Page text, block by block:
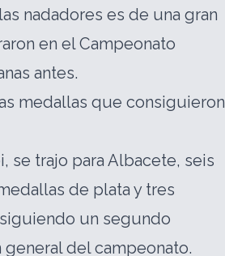
nadadores es de una gran
en el Campeonato
antes.
medallas que consiguieron
se trajo para Albacete, seis
de plata y tres
un segundo
del campeonato.